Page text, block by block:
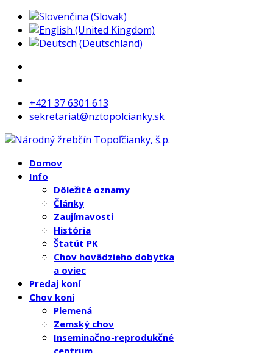
+421 37 6301 613
sekretariat@nztopolcianky.sk
Domov
Info
Dôležité oznamy
Články
Zaujímavosti
História
Štatút PK
Chov hovädzieho dobytka
a oviec
Predaj koní
Chov koní
Plemená
Zemský chov
Inseminačno-reprodukčné
centrum